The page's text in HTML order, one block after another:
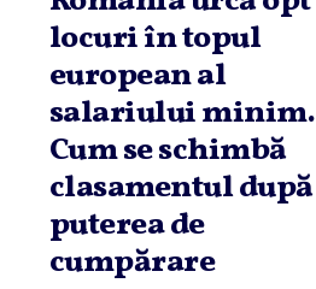
locuri în topul
european al
salariului minim.
Cum se schimbă
clasamentul după
puterea de
cumpărare